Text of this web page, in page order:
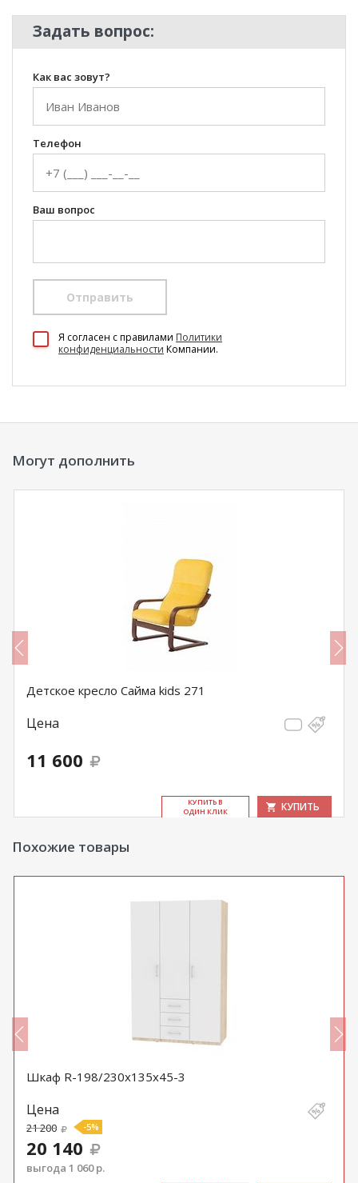
Задать вопрос:
Как вас зовут?
Телефон
Ваш вопрос
Отправить
Я согласен c правилами Политики
конфиденциальности Компании.
Могут дополнить
Детское кресло Сайма kids 271
Цена
11 600
КУ­ПИТЬ В
ОДИН КЛИК
КУПИТЬ
Похожие товары
Шкаф R-198/230х135х45-3
Цена
21 200 -5%
20 140
выгода 1 060 р.